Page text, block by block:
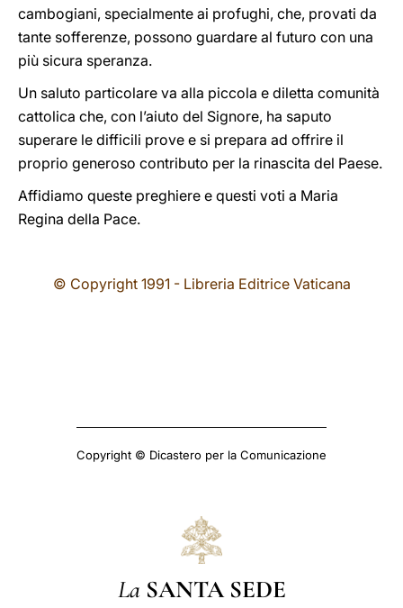
cambogiani, specialmente ai profughi, che, provati da
tante sofferenze, possono guardare al futuro con una
più sicura speranza.
Un saluto particolare va alla piccola e diletta comunità
cattolica che, con l’aiuto del Signore, ha saputo
superare le difficili prove e si prepara ad offrire il
proprio generoso contributo per la rinascita del Paese.
Affidiamo queste preghiere e questi voti a Maria
Regina della Pace.
© Copyright 1991 - Libreria Editrice Vaticana
Copyright © Dicastero per la Comunicazione
La SANTA SEDE